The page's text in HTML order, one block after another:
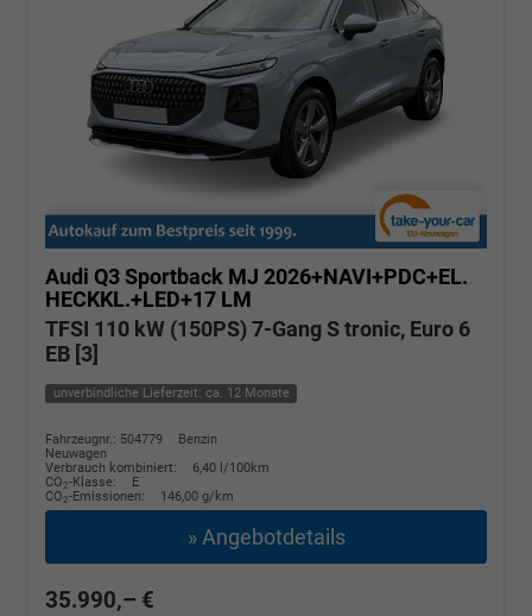
Audi Q3 Sportback MJ 2026+NAVI+PDC+EL.
HECKKL.+LED+17 LM
TFSI 110 kW (150PS) 7-Gang S tronic, Euro 6
EB [3]
unverbindliche Lieferzeit: ca. 12 Monate
Fahrzeugnr.: 504779
Benzin
Neuwagen
Verbrauch kombiniert:
6,40 l/100km
CO2-Klasse:
E
CO2-Emissionen: 146,00 g/km
» Angebotdetails
35.990,– €